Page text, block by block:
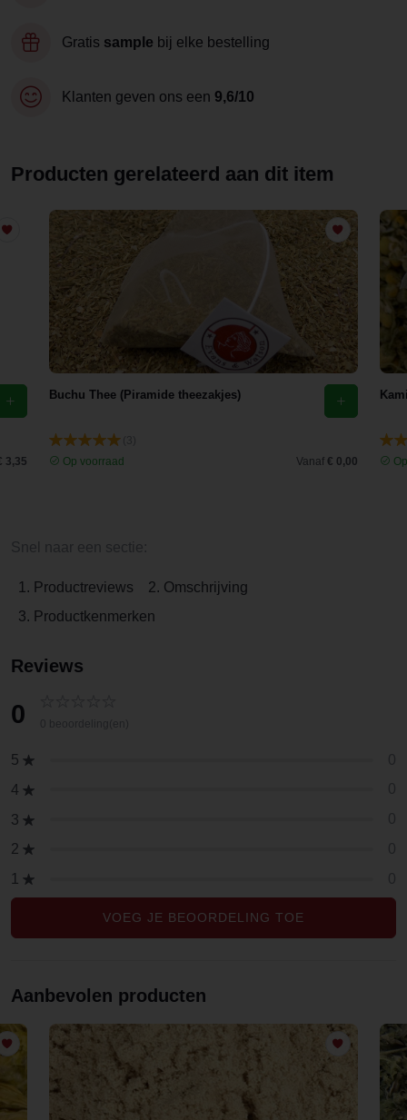
Gratis sample bij elke bestelling
Klanten geven ons een 9,6/10
Producten gerelateerd aan dit item
3,35
Buchu Thee (Piramide theezakjes)
Op voorraad
Vanaf € 0,00
1. Productreviews
2. Omschrijving
3. Productkenmerken
Reviews
0
5
4
3
2
1
VOEG JE BEOORDELING TOE
Aanbevolen producten